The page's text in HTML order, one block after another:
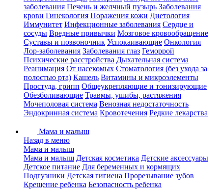
заболевания Печень и желчный пузырь Заболевания
крови Гинекология Поражения кожи Диетология
Иммунитет Инфекционные заболевания Сердце и
сосуды Вредные привычки Мозговое кровообращение
Суставы и позвоночник Успокаивающие Онкология
Лор-заболевания Заболевания глаз Геморрой
Психические расстройства Дыхательная система
Реанимация От насекомых Стоматология (без ухода за
полостью рта) Кашель Витамины и микроэлементы
Простуда, грипп Общеукрепляющие и тонизирующие
Обезболивающие Травмы, ушибы, растяжения
Мочеполовая система Венозная недостаточность
Эндокринная система Кровотечения Редкие лекарства
Мама и малыш
Назад в меню
Мама и малыш
Мама и малыш Детская косметика Детские аксессуары
Детское питание Для беременных и кормящих
Подгузники Детская гигиена Прорезывание зубов
Крещение ребенка Безопасность ребенка